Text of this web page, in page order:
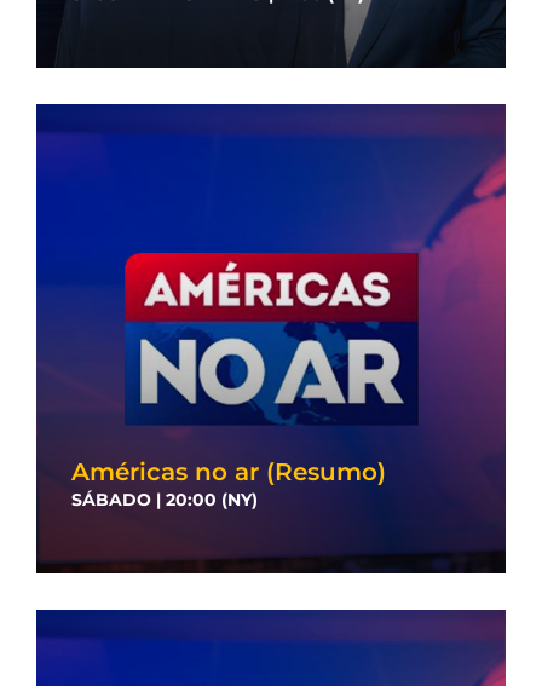
Américas no ar (Resumo)
SÁBADO | 20:00 (NY)